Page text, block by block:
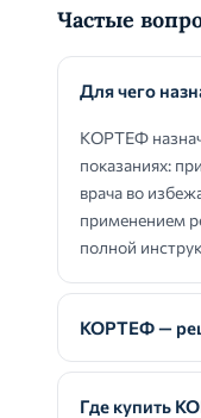
Частые
Для чего
КОРТЕФ
показаниях:
врача во
применением
полной
КОРТЕФ —
Где купить